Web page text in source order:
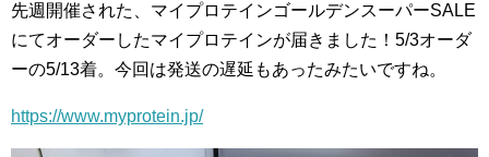
先週開催された、マイプロテインゴールデンスーパーSALE
にてオーダーしたマイプロテインが届きました！5/3オーダ
ーの5/13着。今回は発送の遅延もあったみたいですね。
https://www.myprotein.jp/